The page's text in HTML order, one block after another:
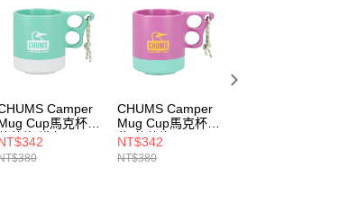
或使用他人資訊註冊。若發現惡意使用之情
將有權停止該用戶之使用額度並採取法律行
Camper
Cup馬克杯
荷綠/淺灰
CHUMS Camper
Mug Cup馬克杯
紫/薄荷綠
CH621244P031
NT$342
NT$380